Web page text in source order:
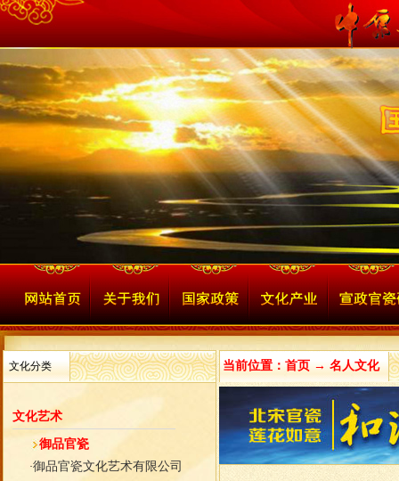
文化分类
文化艺术
御品官瓷
·御品官瓷文化艺术有限公司
当前位置：首页 → 名人文化